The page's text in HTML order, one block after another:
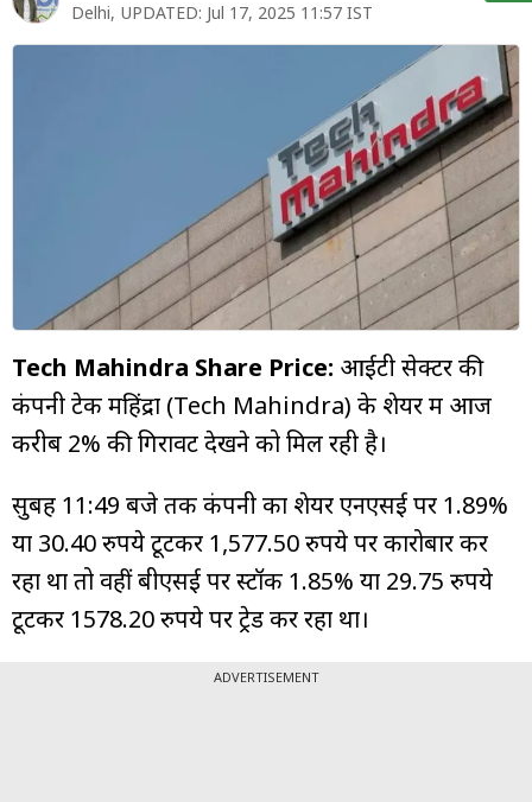
शेयर
बाज़ार
Delhi, UPDATED: Jul 17, 2025 11:57 IST
Tech Mahindra Share Price: आईटी सेक्टर की
कंपनी टेक महिंद्रा (Tech Mahindra) के शेयर में आज
करीब 2% की गिरावट देखने को मिल रही है।
सुबह 11:49 बजे तक कंपनी का शेयर एनएसई पर 1.89%
या 30.40 रुपये टूटकर 1,577.50 रुपये पर कारोबार कर
रहा था तो वहीं बीएसई पर स्टॉक 1.85% या 29.75 रुपये
टूटकर 1578.20 रुपये पर ट्रेड कर रहा था।
ADVERTISEMENT